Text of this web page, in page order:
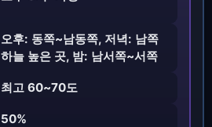
오후: 동쪽~남동쪽, 저녁: 남쪽
하늘 높은 곳, 밤: 남서쪽~서쪽
최고 60~70도
50%